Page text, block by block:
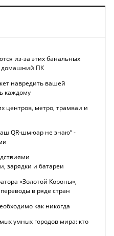
из-за этих банальных
домашний ПК
навредить вашей
каждому
центров, метро, трамваи и
QR-шмюар не знаю“ -
зарядки и батареи
«Золотой Короны»,
в ряде стран
как никогда
умных городов мира: кто